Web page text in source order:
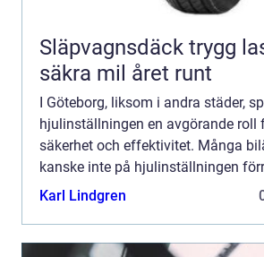
Släpvagnsdäck trygg last och
säkra mil året runt
I Göteborg, liksom i andra städer,
hjulinställningen en avgörande roll
säkerhet och effektivitet. Många
kanske inte på hjulinställningen
Karl Lindgren